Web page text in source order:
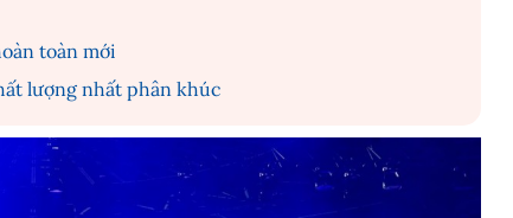
toàn mới
lượng nhất phân khúc